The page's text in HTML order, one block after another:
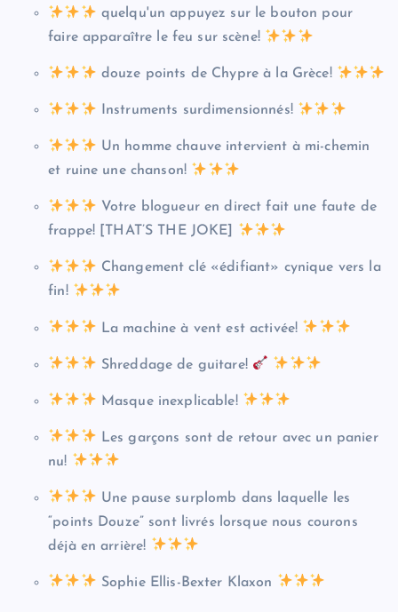
quelqu'un appuyez sur le bouton pour
faire apparaître le feu sur scène!
douze points de Chypre à la Grèce!
Instruments surdimensionnés!
Un homme chauve intervient à mi-chemin
et ruine une chanson!
Votre blogueur en direct fait une faute de
frappe! [THAT’S THE JOKE]
Changement clé «édifiant» cynique vers la
fin!
La machine à vent est activée!
Shreddage de guitare!
Masque inexplicable!
Les garçons sont de retour avec un panier
nu!
Une pause surplomb dans laquelle les
“points Douze” sont livrés lorsque nous courons
déjà en arrière!
Sophie Ellis-Bexter Klaxon